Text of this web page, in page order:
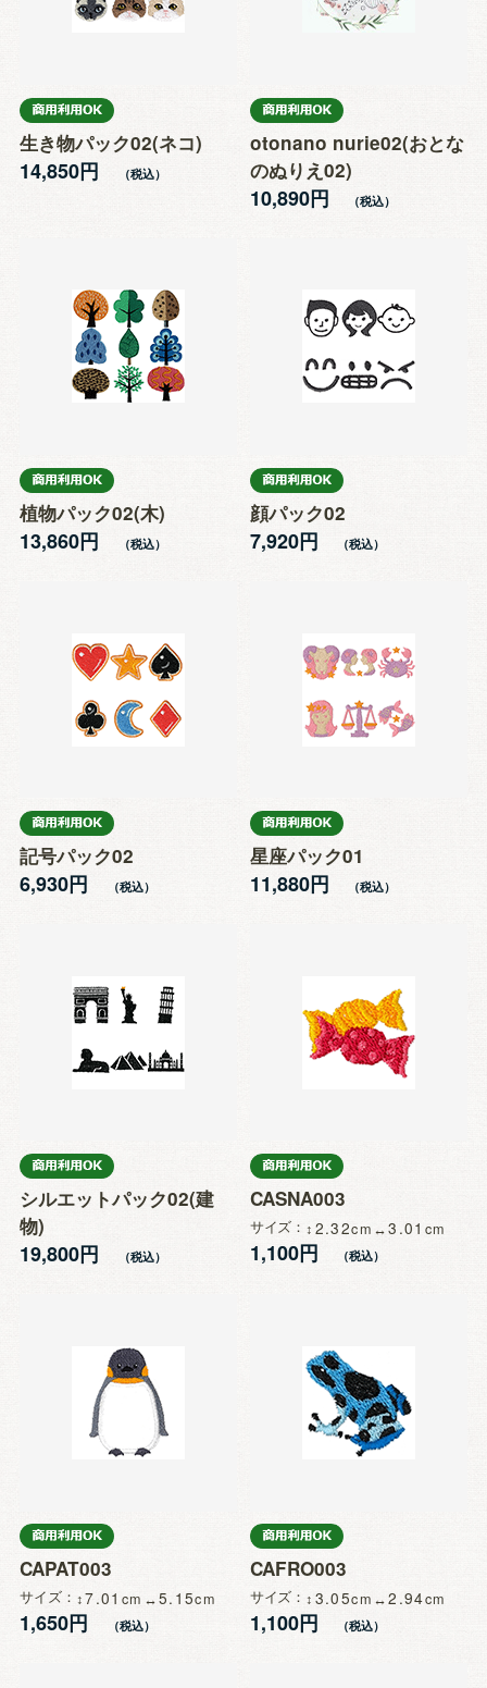
生き物パック02(ネコ)
14,850円
otonano nurie02(おとな
のぬりえ02)
10,890円
植物パック02(木)
13,860円
顔パック02
7,920円
記号パック02
6,930円
星座パック01
11,880円
シルエットパック02(建
物)
19,800円
CASNA003
サイズ 2.32 3.01
1,100円
CAPAT003
サイズ 7.01 5.15
1,650円
CAFRO003
サイズ 3.05 2.94
1,100円